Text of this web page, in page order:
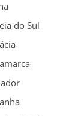
do Sul